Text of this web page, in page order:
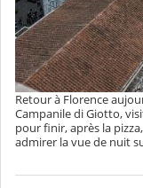
Retour à Florence
Campanile di Giotto,
pour finir, après la
admirer la vue de nuit